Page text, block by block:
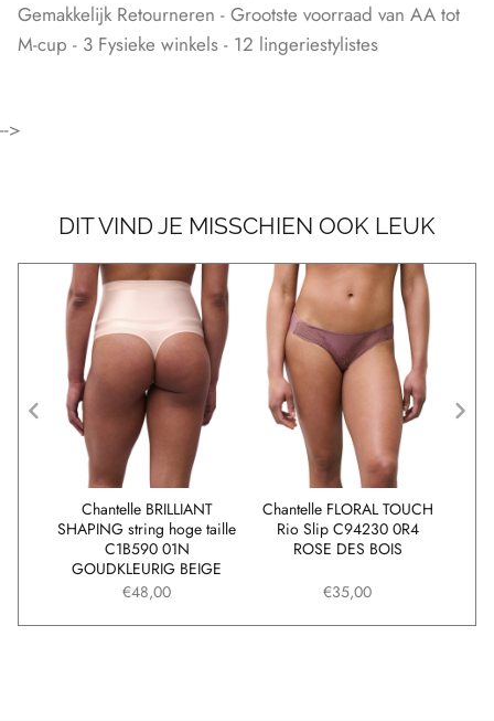
Gemakkelijk Retourneren - Grootste voorraad van AA tot
M-cup - 3 Fysieke winkels - 12 lingeriestylistes
-->
DIT VIND JE MISSCHIEN OOK LEUK
Chantelle FLORAL TOUCH
Rio Slip C94230 0R4
ROSE DES BOIS
€35,00
Chantelle BRILLIANT
SHAPING string hoge taille
C1B590 01N
GOUDKLEURIG BEIGE
€48,00